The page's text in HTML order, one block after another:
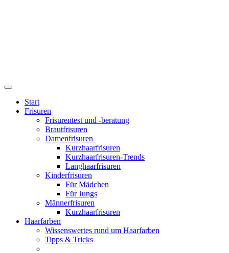
Start
Frisuren
Frisurentest und -beratung
Brautfrisuren
Damenfrisuren
Kurzhaarfrisuren
Kurzhaarfrisuren-Trends
Langhaarfrisuren
Kinderfrisuren
Für Mädchen
Für Jungs
Männerfrisuren
Kurzhaarfrisuren
Haarfarben
Wissenswertes rund um Haarfarben
Tipps & Tricks